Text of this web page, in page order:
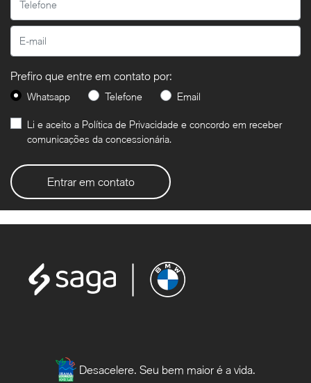
Prefiro que entre em contato por:
Whatsapp Telefone Email
Li e aceito a Política de Privacidade e concordo em receber
comunicações da concessionária.
Entrar em contato
Desacelere. Seu bem maior é a vida.